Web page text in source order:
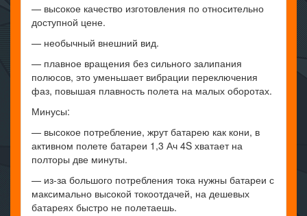
— высокое качество изготовления по относительно
доступной цене.
— необычный внешний вид.
— плавное вращения без сильного залипания
полюсов, это уменьшает вибрации переключения
фаз, повышая плавность полета на малых оборотах.
Минусы:
— высокое потребление, жрут батарею как кони, в
активном полете батареи 1,3 Ач 4S хватает на
полторы две минуты.
— из-за большого потребления тока нужны батареи с
максимально высокой токоотдачей, на дешевых
батареях быстро не полетаешь.